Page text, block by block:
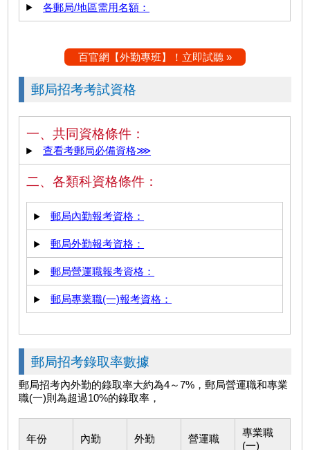
各郵局/地區需用名額：
百官網【外勤專班】！立即試聽 »
郵局招考考試資格
一、共同資格條件：
查看考郵局必備資格⋙
二、各類科資格條件：
郵局內勤報考資格：
郵局外勤報考資格：
郵局營運職報考資格：
郵局專業職(一)報考資格：
郵局招考錄取率數據
郵局招考內外勤的錄取率大約為4～7%，郵局營運職和專業
職(一)則為超過10%的錄取率，
年份 內勤 外勤 營運職
專業職
(一)